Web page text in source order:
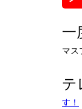
一
マス
テ
す！